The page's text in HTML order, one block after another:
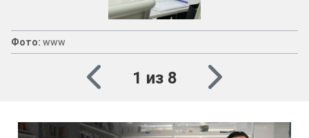
Фото: www
1 из 8